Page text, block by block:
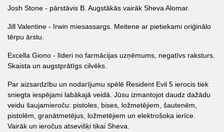
Josh Stone - pārstāvis B. Augstākās vairāk Sheva Alomar.
Jill Valentine - Irwin miesassargs. Meitene ar pietiekami oriģinālo
tērpu ārstu.
Excella Giono - līderi no farmācijas uzņēmums, negatīvs raksturs.
Skaista un augstprātīgs cilvēks.
Par aizsardzību un nodarījumu spēlē Resident Evil 5 ierocis tiek
sniegta iespējami labākajā veidā. Jūsu izmantojot daudz dažādu
veidu šaujamieroču: pistoles, bises, ložmetējiem, šautenēm,
pistolēm, granātmetējus, ložmetējiem un elektrošoka ierīce.
Vairāk un ieročus atsevišķi tikai Sheva.